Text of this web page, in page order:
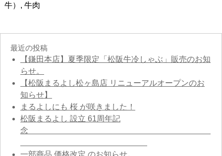
牛） , 牛肉
最近の投稿
【鎌田本店】夏季限定「松阪牛冷しゃぶ」販売のお知
らせ。
【松阪まるよし松ヶ島店 リニューアルオープンのお
知らせ】
まるよしにも 桜 が咲きました！
松阪まるよし 設立 61周年記
念